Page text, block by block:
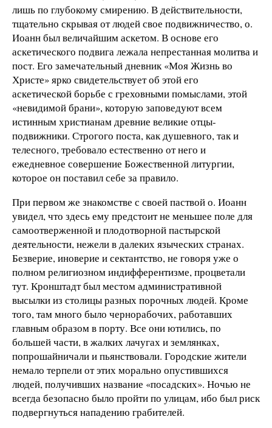
лишь по глубокому смирению. В действительности,
тщательно скрывая от людей свое подвижничество, о.
Иоанн был величайшим аскетом. В основе его
аскетического подвига лежала непрестанная молитва и
пост. Его замечательный дневник «Моя Жизнь во
Христе» ярко свидетельствует об этой его
аскетической борьбе с греховными помыслами, этой
«невидимой брани», которую заповедуют всем
истинным христианам древние великие отцы-
подвижники. Строгого поста, как душевного, так и
телесного, требовало естественно от него и
ежедневное совершение Божественной литургии,
которое он поставил себе за правило.
При первом же знакомстве с своей паствой о. Иоанн
увидел, что здесь ему предстоит не меньшее поле для
самоотверженной и плодотворной пастырской
деятельности, нежели в далеких языческих странах.
Безверие, иноверие и сектантство, не говоря уже о
полном религиозном индифферентизме, процветали
тут. Кронштадт был местом административной
высылки из столицы разных порочных людей. Кроме
того, там много было чернорабочих, работавших
главным образом в порту. Все они ютились, по
большей части, в жалких лачугах и землянках,
попрошайничали и пьянствовали. Городские жители
немало терпели от этих морально опустившихся
людей, получивших название «посадских». Ночью не
всегда безопасно было пройти по улицам, ибо был риск
подвергнуться нападению грабителей.